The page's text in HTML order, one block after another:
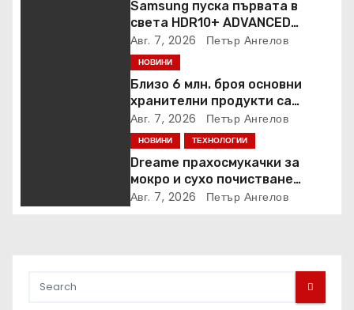
Samsung пуска първата в
света HDR10+ ADVANCED
стрийминг услуга в Prime
Video
Авг. 7, 2026 Петър Ангелов
НОВИНИ
Близо 6 млн. броя основни
хранителни продукти са
закупени от „Кошница с
грижа“ в Kaufland от старта на
кампанията
Авг. 7, 2026 Петър Ангелов
НОВИНИ ТЕХНОЛОГИИ
Dreame прахосмукачки за
мокро и сухо почистване
надхвърлиха 2 000 патентни
Авг. 7, 2026 Петър Ангелов